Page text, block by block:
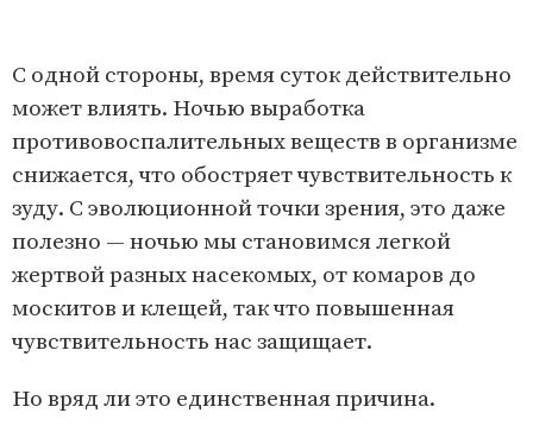
С одной стороны, время суток действительно
может влиять. Ночью выработка
противовоспалительных веществ в организме
снижается, что обостряет чувствительность к
зуду. С эволюционной точки зрения, это даже
полезно — ночью мы становимся легкой
жертвой разных насекомых, от комаров до
москитов и клещей, так что повышенная
чувствительность нас защищает.
Но вряд ли это единственная причина.